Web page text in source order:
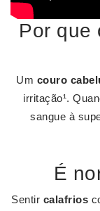
Por que
Um couro
irritação¹.
sangue à
É
Sentir calafrios